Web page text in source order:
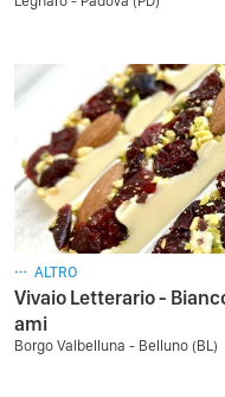
ALTRO
Vivaio Letterario -
ami
Borgo Valbelluna - Belluno (BL)